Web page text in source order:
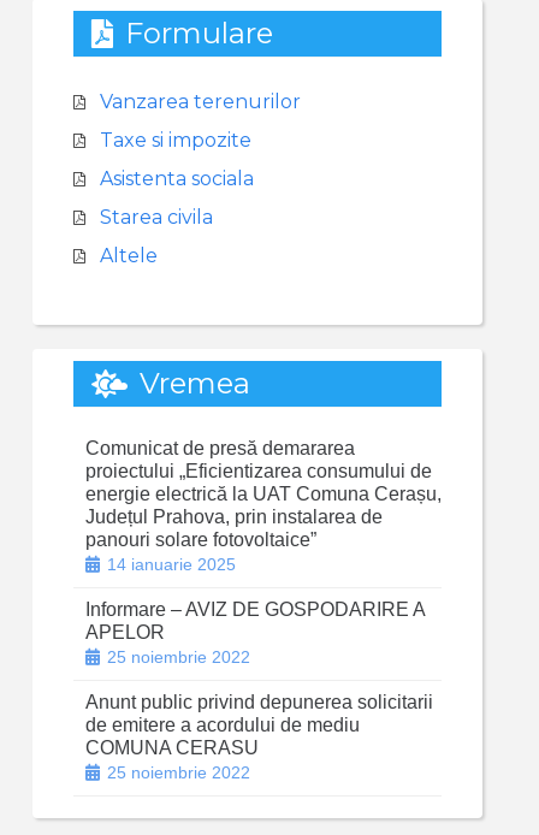
Formulare
Vanzarea terenurilor
Taxe si impozite
Asistenta sociala
Starea civila
Altele
Vremea
Comunicat de presă demararea
proiectului „Eficientizarea consumului de
energie electrică la UAT Comuna Cerașu,
Județul Prahova, prin instalarea de
panouri solare fotovoltaice”
14 ianuarie 2025
Informare – AVIZ DE GOSPODARIRE A
APELOR
25 noiembrie 2022
Anunt public privind depunerea solicitarii
de emitere a acordului de mediu
COMUNA CERASU
25 noiembrie 2022